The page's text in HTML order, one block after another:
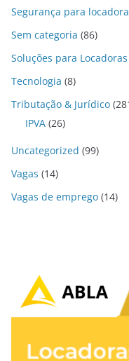
Segurança para
Sem categoria (86)
Soluções para Locadoras
Tecnologia (8)
Tributação & Jurídico
IPVA (26)
Uncategorized (99)
Vagas (14)
Vagas de emprego (14)